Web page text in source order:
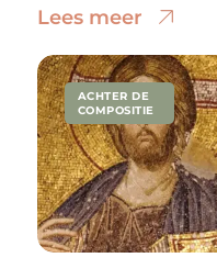
Lees meer
ACHTER DE
COMPOSITIE